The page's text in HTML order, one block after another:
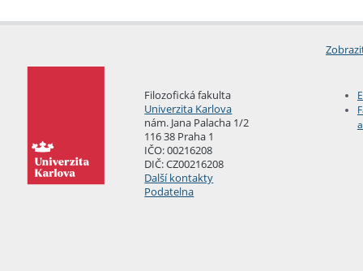
Filozofická fakulta
Univerzita Karlova
nám. Jana Palacha 1/2
116 38 Praha 1
IČO: 00216208
DIČ: CZ00216208
Další kontakty
Podatelna